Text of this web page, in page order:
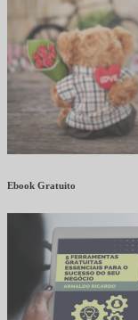
Ebook Gratuito